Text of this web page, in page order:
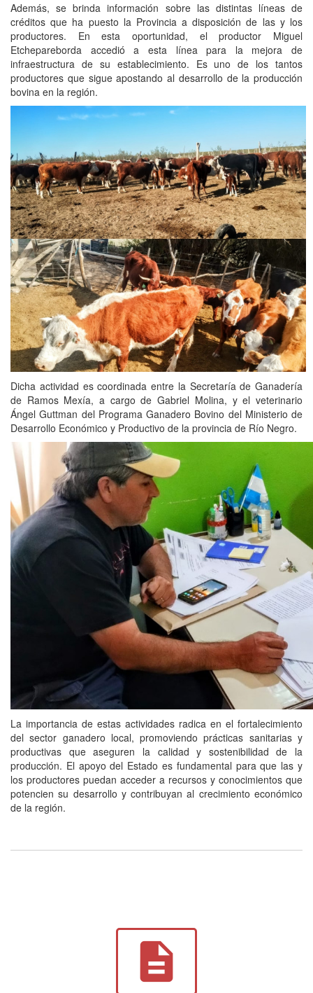
Además, se brinda información sobre las distintas líneas de
créditos que ha puesto la Provincia a disposición de las y los
productores. En esta oportunidad, el productor Miguel
Etchepareborda accedió a esta línea para la mejora de
infraestructura de su establecimiento. Es uno de los tantos
productores que sigue apostando al desarrollo de la producción
bovina en la región.
Dicha actividad es coordinada entre la Secretaría de Ganadería
de Ramos Mexía, a cargo de Gabriel Molina, y el veterinario
Ángel Guttman del Programa Ganadero Bovino del Ministerio de
Desarrollo Económico y Productivo de la provincia de Río Negro.
La importancia de estas actividades radica en el fortalecimiento
del sector ganadero local, promoviendo prácticas sanitarias y
productivas que aseguren la calidad y sostenibilidad de la
producción. El apoyo del Estado es fundamental para que las y
los productores puedan acceder a recursos y conocimientos que
potencien su desarrollo y contribuyan al crecimiento económico
de la región.
description